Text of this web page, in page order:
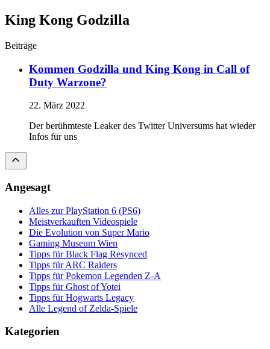
King Kong Godzilla
Beiträge
Kommen Godzilla und King Kong in Call of
Duty Warzone?
22. März 2022
Der berühmteste Leaker des Twitter Universums hat wieder
Infos für uns
Angesagt
Alles zur PlayStation 6 (PS6)
Meistverkauften Videospiele
Die Evolution von Super Mario
Gaming Museum Wien
Tipps für Black Flag Resynced
Tipps für ARC Raiders
Tipps für Pokemon Legenden Z-A
Tipps für Ghost of Yotei
Tipps für Hogwarts Legacy
Alle Legend of Zelda-Spiele
Kategorien